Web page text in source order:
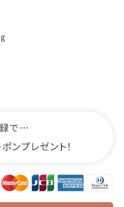
で…
ンプレゼント！